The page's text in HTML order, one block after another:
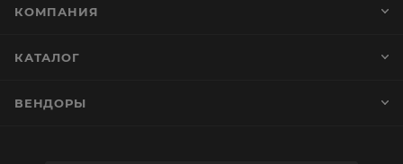
КОМПАНИЯ
КАТАЛОГ
ВЕНДОРЫ